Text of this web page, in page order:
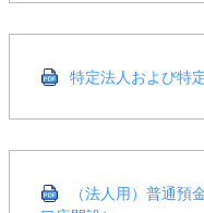
特定法人および特
（法人用）普通